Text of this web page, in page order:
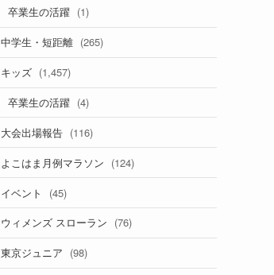
卒業生の活躍 (1)
中学生・短距離 (265)
キッズ (1,457)
卒業生の活躍 (4)
大会出場報告 (116)
よこはま月例マラソン (124)
イベント (45)
ウィメンズ スローラン (76)
東京ジュニア (98)